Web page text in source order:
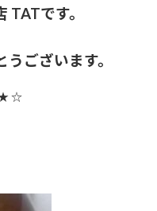
TATです。
ございます。
☆